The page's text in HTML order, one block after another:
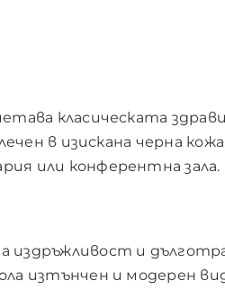
класическата
в изискана черна
или конферентна зала.
издръжливост и
изтънчен и модерен